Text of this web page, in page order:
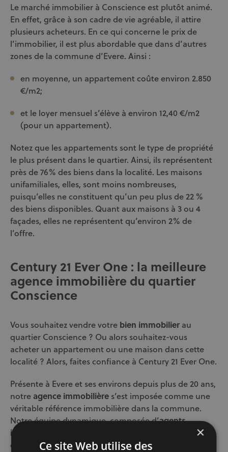
Le marché immobilier à Conscience est plutôt animé.
En effet, grâce à son cadre de vie agréable, il attire
plusieurs acheteurs. En ce qui concerne le prix de
l’immobilier, il est plus abordable que dans d’autres
zones de la commune d’Evere. Ainsi :
en moyenne, un appartement coûte environ 2.850
€/m2;
et le loyer mensuel s’élève à environ 12,40 €/m2
(pour un appartement).
Notez que les appartements sont le type de propriété
le plus présent dans le quartier. Ainsi, ils représentent
près de 76% des biens dans la localité. Les maisons
unifamiliales, elles, sont moins nombreuses,
puisqu’elles ne constituent qu’un peu plus de 22 %
des biens disponibles. Quant aux maisons à 3 ou 4
façades, elles ne représentent qu’environ 2% de
l’offre.
Century 21 Ever One : la meilleure
agence immobilière du quartier
Conscience
Vous souhaitez vendre votre bien immobilier au
quartier Conscience ? Ou alors souhaitez-vous
acheter un appartement ou une maison dans cette
localité ? Alors, faites confiance à Century 21 Ever One.
Présente à Evere et ses environs depuis plus de 20 ans,
notre agence immobilière s’est imposée comme une
véritable référence immobilière dans la commune.
Notre équipe dynamique, composée d’agents
immobiliers
expérimentés, connaît parfaitement le
quartier et vous propose un accompagnement
×
Ce site Web utilise des